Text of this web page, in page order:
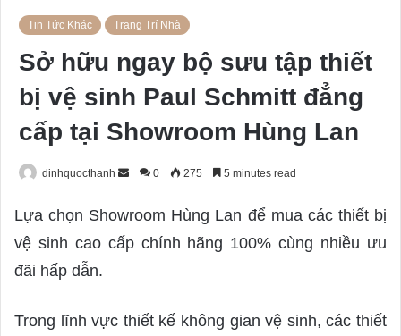
Tin Tức Khác Trang Trí Nhà
Sở hữu ngay bộ sưu tập thiết
bị vệ sinh Paul Schmitt đẳng
cấp tại Showroom Hùng Lan
dinhquocthanh
n
d
m
0 275 5 minutes read
Lựa chọn Showroom Hùng Lan để mua các thiết bị
vệ sinh cao cấp chính hãng 100% cùng nhiều ưu
đãi hấp dẫn.
Trong lĩnh vực thiết kế không gian vệ sinh, các thiết